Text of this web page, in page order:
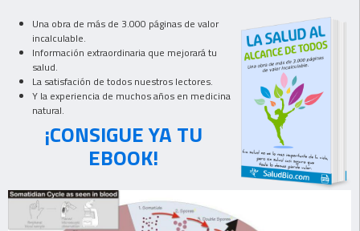
Una obra de más de 3.000 páginas de valor
incalculable.
Información extraordinaria que mejorará tu
salud.
La satisfación de todos nuestros lectores.
Y la experiencia de muchos años en medicina
natural.
¡CONSIGUE YA TU
EBOOK!